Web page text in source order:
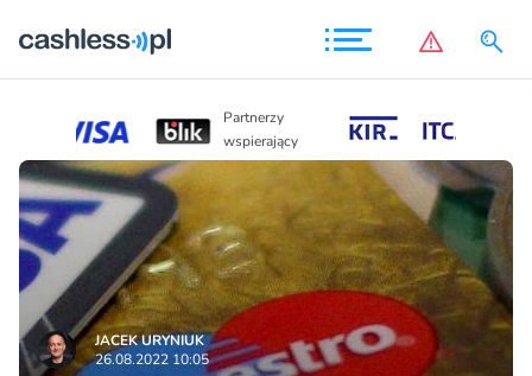
Partnerzy
wspierający
JACEK URYNIUK
26.08.2022 10:05